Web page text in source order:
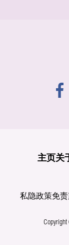
主页关
私隐政策免
Copyright